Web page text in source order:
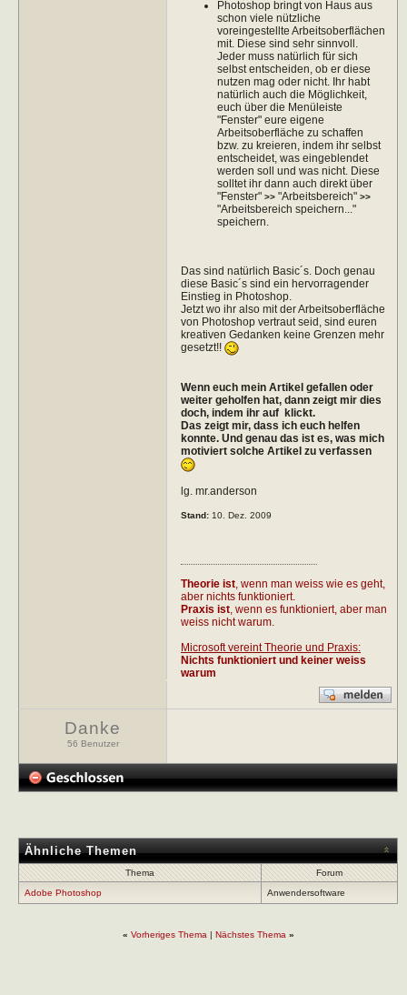
Photoshop bringt von Haus aus
schon viele nützliche
voreingestellte Arbeitsoberflächen
mit. Diese sind sehr sinnvoll.
Jeder muss natürlich für sich
selbst entscheiden, ob er diese
nutzen mag oder nicht. Ihr habt
natürlich auch die Möglichkeit,
euch über die Menüleiste
"Fenster" eure eigene
Arbeitsoberfläche zu schaffen
bzw. zu kreieren, indem ihr selbst
entscheidet, was eingeblendet
werden soll und was nicht. Diese
solltet ihr dann auch direkt über
"Fenster" >> "Arbeitsbereich" >>
"Arbeitsbereich speichern..."
speichern.
Das sind natürlich Basic´s. Doch genau
diese Basic´s sind ein hervorragender
Einstieg in Photoshop.
Jetzt wo ihr also mit der Arbeitsoberfläche
von Photoshop vertraut seid, sind euren
kreativen Gedanken keine Grenzen mehr
gesetzt!!
Wenn euch mein Artikel gefallen oder
weiter geholfen hat, dann zeigt mir dies
doch, indem ihr auf klickt.
Das zeigt mir, dass ich euch helfen
konnte. Und genau das ist es, was mich
motiviert solche Artikel zu verfassen
lg. mr.anderson
Stand: 10. Dez. 2009
Theorie ist, wenn man weiss wie es geht,
aber nichts funktioniert.
Praxis ist, wenn es funktioniert, aber man
weiss nicht warum.
Microsoft vereint Theorie und Praxis:
Nichts funktioniert und keiner weiss
warum
Danke
56 Benutzer
Ähnliche Themen
Thema
Forum
Adobe Photoshop
Anwendersoftware
« Vorheriges Thema| Nächstes Thema »